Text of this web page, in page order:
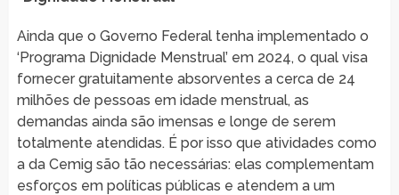
Ainda que o Governo Federal tenha implementado o
‘Programa Dignidade Menstrual’ em 2024, o qual visa
fornecer gratuitamente absorventes a cerca de 24
milhões de pessoas em idade menstrual, as
demandas ainda são imensas e longe de serem
totalmente atendidas. É por isso que atividades como
a da Cemig são tão necessárias: elas complementam
esforços em políticas públicas e atendem a um